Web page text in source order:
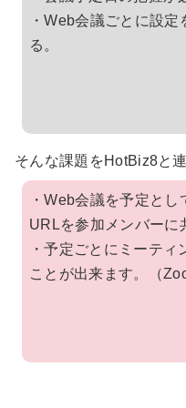
・Web会議ごとに設
る。
そんな課題をHotBiz8と
・Web会議を予定と
URLを参加メンバーに
・予定ごとにミーテ
ことが出来ます。（